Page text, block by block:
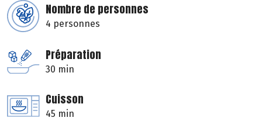
Nombre de personnes
4 personnes
Préparation
30 min
Cuisson
45 min